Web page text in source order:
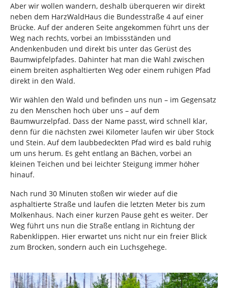
Aber wir wollen wandern, deshalb überqueren wir direkt
neben dem HarzWaldHaus die Bundesstraße 4 auf einer
Brücke. Auf der anderen Seite angekommen führt uns der
Weg nach rechts, vorbei an Imbissständen und
Andenkenbuden und direkt bis unter das Gerüst des
Baumwipfelpfades. Dahinter hat man die Wahl zwischen
einem breiten asphaltierten Weg oder einem ruhigen Pfad
direkt in den Wald.
Wir wählen den Wald und befinden uns nun – im Gegensatz
zu den Menschen hoch über uns – auf dem
Baumwurzelpfad. Dass der Name passt, wird schnell klar,
denn für die nächsten zwei Kilometer laufen wir über Stock
und Stein. Auf dem laubbedeckten Pfad wird es bald ruhig
um uns herum. Es geht entlang an Bächen, vorbei an
kleinen Teichen und bei leichter Steigung immer höher
hinauf.
Nach rund 30 Minuten stoßen wir wieder auf die
asphaltierte Straße und laufen die letzten Meter bis zum
Molkenhaus. Nach einer kurzen Pause geht es weiter. Der
Weg führt uns nun die Straße entlang in Richtung der
Rabenklippen. Hier erwartet uns nicht nur ein freier Blick
zum Brocken, sondern auch ein Luchsgehege.
Show larger version